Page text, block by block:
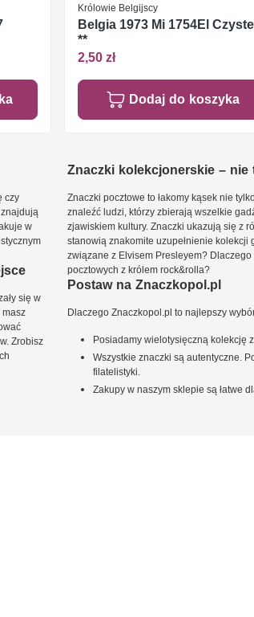
Królowie Belgijscy
Belgia 1973 Mi 1754El Czyste
**
2,50 zł
Dodaj do koszyka
czy
w
się w
masz
Zrobisz
Znaczki kolekcjonerskie –
Znaczki pocztowe to łakomy kąsek nie
znaleźć ludzi, którzy zbierają wszelkie
zjawiskiem kultury. Znaczki ukazują się z
stanowią znakomite uzupełnienie
związane z Elvisem Presleyem?
pocztowych z królem rock&rolla?
Postaw na Znaczkopol.pl
Dlaczego Znaczkopol.pl to najlepszy
Posiadamy wielotysięczną kolekcję
Wszystkie znaczki są autentyczne.
filatelistyki.
Zakupy w naszym sklepie są łatwe